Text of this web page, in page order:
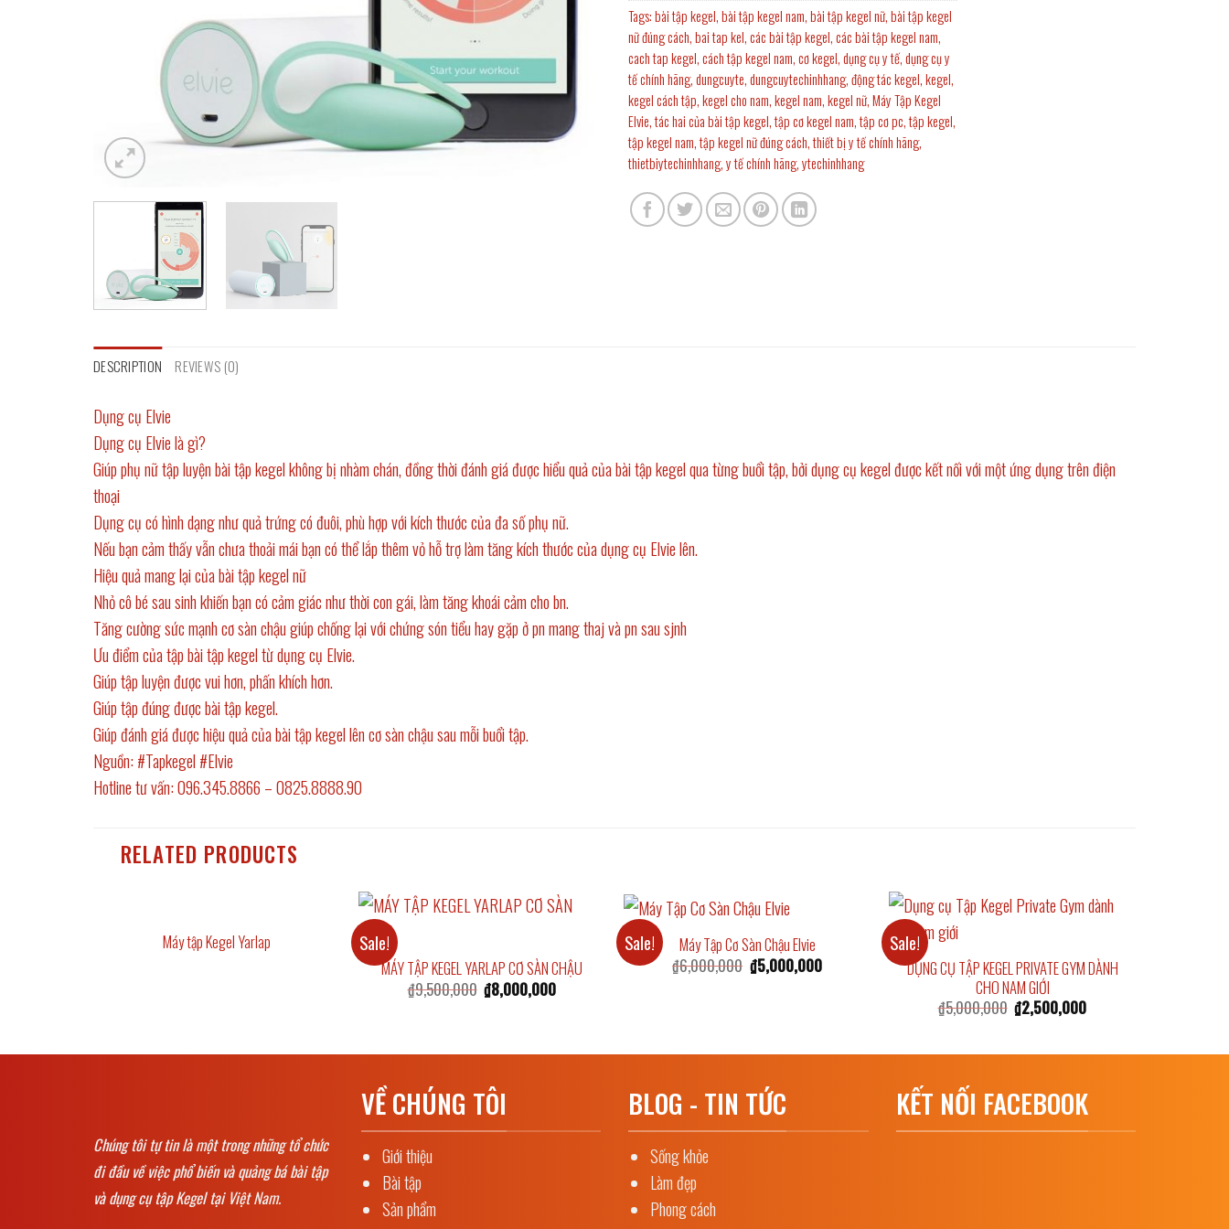
Tags:bài tập kegel,bài tập kegel nam,bài tập kegel nữ,bài tập kegel
nữ đúng cách,bai tap kel,các bài tập kegel,các bài tập kegel nam,
cach tap kegel,cách tập kegel nam,cơ kegel,dụng cụ y tế,dụng cụ y
tế chính hãng,dungcuyte,dungcuytechinhhang,động tác kegel,kegel,
kegel cách tập,kegel cho nam,kegel nam,kegel nữ,Máy Tập Kegel
Elvie,tác hai của bài tập kegel,tập cơ kegel nam,tập cơ pc,tập kegel,
tập kegel nam,tập kegel nữ đúng cách,thiết bị y tế chính hãng,
thietbiytechinhhang,y tế chính hãng,ytechinhhang
DESCRIPTION REVIEWS (0)
Dụng cụ Elvie
Dụng cụ Elvie là gì?
Giúp phụ nữ tập luyện bài tập kegel không bị nhàm chán, đồng thời đánh giá được hiểu quả của bài tập kegel qua từng buổi tập, bởi dụng cụ kegel được kết nối với một ứng dụng trên điện
thoại
Dụng cụ có hình dạng như quả trứng có đuôi, phù hợp với kích thước của đa số phụ nữ.
Nếu bạn cảm thấy vẫn chưa thoải mái bạn có thể lắp thêm vỏ hỗ trợ làm tăng kích thước của dụng cụ Elvie lên.
Hiệu quả mang lại của bài tập kegel nữ
Nhỏ cô bé sau sinh khiến bạn có cảm giác như thời con gái, làm tăng khoái cảm cho bn.
Tăng cường sức mạnh cơ sàn chậu giúp chống lại với chứng són tiểu hay gặp ở pn mang thaj và pn sau sjnh
Ưu điểm của tập bài tập kegel từ dụng cụ Elvie.
Giúp tập luyện được vui hơn, phấn khích hơn.
Giúp tập đúng được bài tập kegel.
Giúp đánh giá được hiệu quả của bài tập kegel lên cơ sàn chậu sau mỗi buổi tập.
Nguồn: #Tapkegel #Elvie
Hotline tư vấn: 096.345.8866 – 0825.8888.90
RELATED PRODUCTS
Máy tập Kegel Yarlap Sale!
MÁY TẬP KEGEL YARLAP CƠ SÀN CHẬU
₫9,500,000 Original
price
₫8,000,000Current
Sale!
Máy Tập Cơ Sàn Chậu Elvie
₫6,000,000 Original
price
₫5,000,000Current
price
Sale!
DỤNG CỤ TẬP KEGEL PRIVATE GYM DÀNH
CHO NAM GIỚI
₫5,000,000 Original
price
₫5,000,000.
₫2,500,000Current
₫2,500,000.
Chúng tôi tự tin là một trong những tổ chức
đi đầu về việc phổ biến và quảng bá bài tập
và dụng cụ tập Kegel tại Việt Nam.
VỀ CHÚNG TÔI
Giới thiệu
Bài tập
Sản phẩm
BLOG - TIN TỨC
Sống khỏe
Làm đẹp
Phong cách
KẾT NỐI FACEBOOK